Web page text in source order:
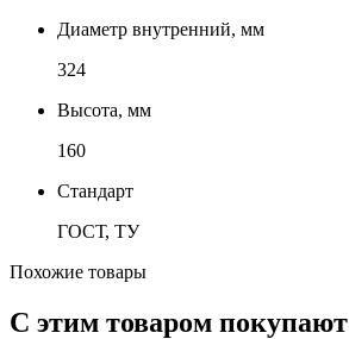
Диаметр внутренний, мм
324
Высота, мм
160
Стандарт
ГОСТ, ТУ
Похожие товары
С этим товаром покупают